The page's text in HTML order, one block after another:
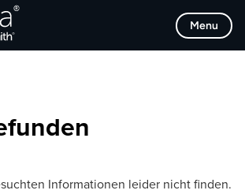
Menu
Informationen leider nicht finden.